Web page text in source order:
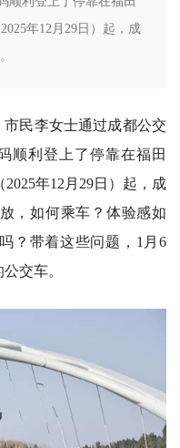
年12月29日）起，成
民李女士通过成都公交
顺利登上了停靠在福田
年12月29日）起，成
，如何乘车？体验感如
？带着这些问题，1月6
交车。